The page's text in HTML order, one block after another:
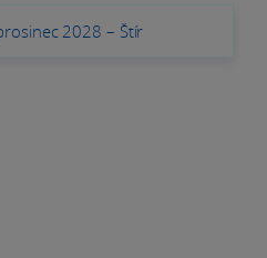
2028 – Štír